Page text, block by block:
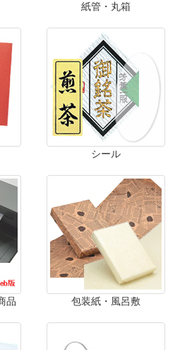
紙管・丸箱
シール
品 包装紙・風呂敷